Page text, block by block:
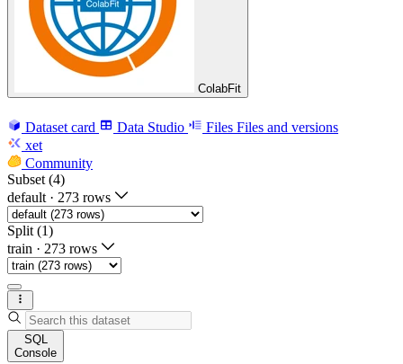
ColabFit
Dataset card Data Studio Files Files and versions
xet
Community
Subset (4)
default · 273 rows
Split (1)
train · 273 rows
SQL
Console